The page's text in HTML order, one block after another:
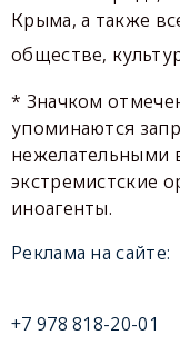
Крыма, а также
обществе,
* Значком
упоминаются
нежелательными
экстремистские
иноагенты.
Реклама на сайте:
+7 978 818-20-01